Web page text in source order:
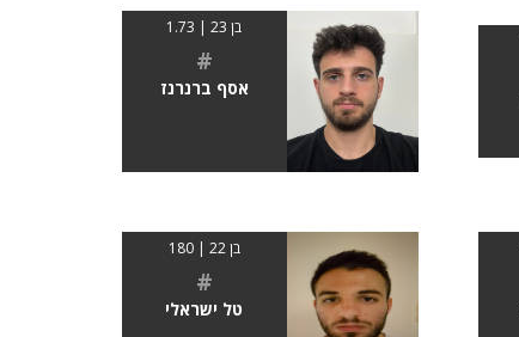
בן 23 | 1.73
#
אסף ברנרנז
בן 22 | 180
#
טל ישראלי